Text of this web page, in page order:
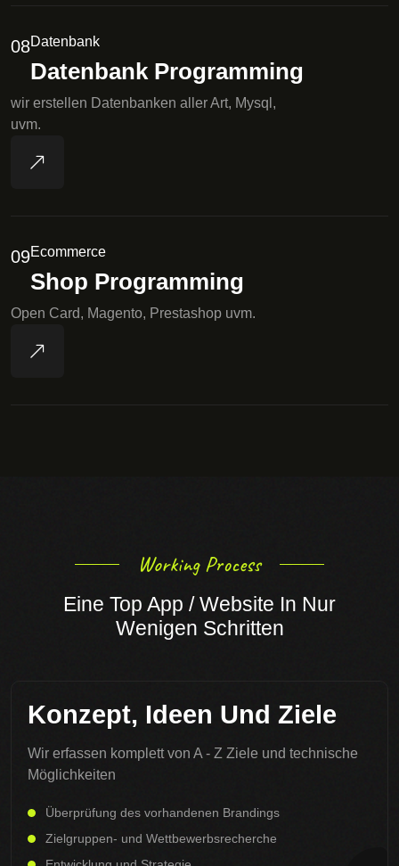
08Datenbank
Datenbank Programming
wir erstellen Datenbanken aller Art, Mysql,
uvm.
09Ecommerce
Shop Programming
Open Card, Magento, Prestashop uvm.
Working Process
Eine Top App / Website In Nur
Wenigen Schritten
Konzept, Ideen Und Ziele
Wir erfassen komplett von A - Z Ziele und technische
Möglichkeiten
Überprüfung des vorhandenen Brandings
Zielgruppen- und Wettbewerbsrecherche